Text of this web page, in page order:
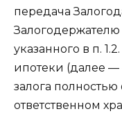
передача
указанного в п.
ипотеки (далее
залога полностью
ответственном